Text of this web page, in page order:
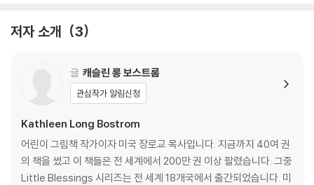
니다.
저자 소개 3
글 캐슬린 롱 보스트롬
관심작가 알림신청
Kathleen Long Bostrom
어린이 그림책 작가이자 미국 장로교 목사입니다. 지금까지 40여 권
의 책을 썼고 이 책들은 전 세계에서 200만 권 이상 팔렸습니다. 그중
Little Blessings 시리즈는 전 세계 18개국에서 출간되었습니다. 미